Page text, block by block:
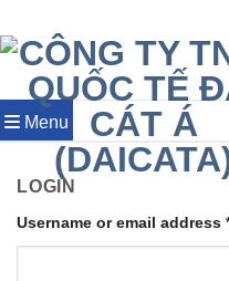
đến
nội
dung
Menu
LOGIN
Username or email address